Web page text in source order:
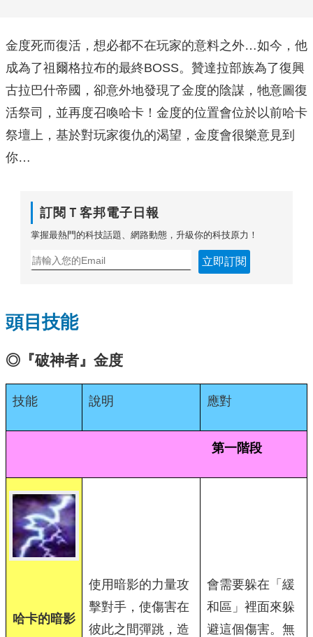
金度死而復活，想必都不在玩家的意料之外…如今，他
成為了祖爾格拉布的最終BOSS。贊達拉部族為了復興
古拉巴什帝國，卻意外地發現了金度的陰謀，牠意圖復
活祭司，並再度召喚哈卡！金度的位置會位於以前哈卡
祭壇上，基於對玩家復仇的渴望，金度會很樂意見到
你…
訂閱Ｔ客邦電子日報
掌握最熱門的科技話題、網路動態，升級你的科技原力！
立即訂閱
頭目技能
◎『破神者』金度
技能 說明 應對
第一階段
哈卡的暗影
使用暗影的力量攻
擊對手，使傷害在
彼此之間彈跳，造
會需要躲在「緩
和區」裡面來躲
避這個傷害。無